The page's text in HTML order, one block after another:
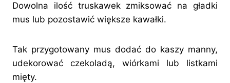
Dowolna ilość truskawek zmiksować na gładki
mus lub pozostawić większe kawałki.
Tak przygotowany mus dodać do kaszy manny,
udekorować czekoladą, wiórkami lub listkami
mięty.